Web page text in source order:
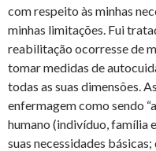
com respeito às minhas
minhas limitações. Fui
reabilitação ocorresse de
tomar medidas de
todas as suas dimensões.
enfermagem como sendo
humano (indivíduo, família
suas necessidades